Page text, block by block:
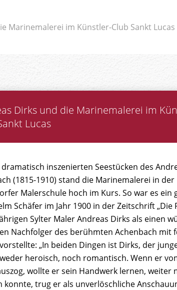
Marinemalerei im Künstler-Club Sankt Lucas
Dirks und die Marinemalerei im
Lucas
inszenierten Seestücken des
(1815-1910) stand die Marinemalerei in der
Malerschule hoch im Kurs. So war es ein
Schäfer im Jahr 1900 in der Zeitschrift „Die
Sylter Maler Andreas Dirks als einen
Nachfolger des berühmten Achenbach mit
„In beiden Dingen ist Dirks, der
heroisch, noch romantisch. Wenn er
wollte er sein Handwerk lernen, weiter
konnte, trug er als unverlöschliche